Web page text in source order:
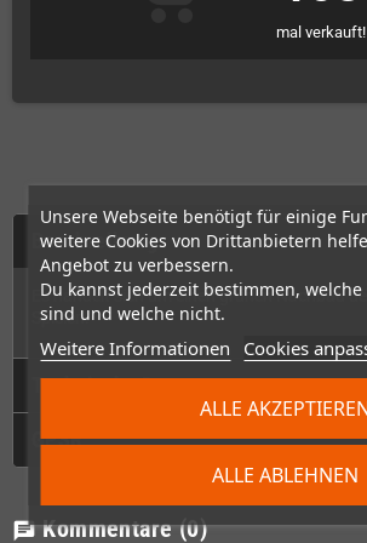
Unsere Webseite benötigt für einige
weitere Cookies von Drittanbietern
Angebot zu verbessern.
Du kannst jederzeit bestimmen,
sind und welche nicht.
Weitere Informationen Cookies
ALLE ABLEHNEN
ALLE
mal verkauft!
Beschreibung
Es handelt sich um einen grünen Nachbau
Spielen.
Technische Daten
GPSR
chat Kommentare (0)